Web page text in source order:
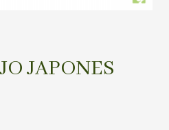
JAPONES